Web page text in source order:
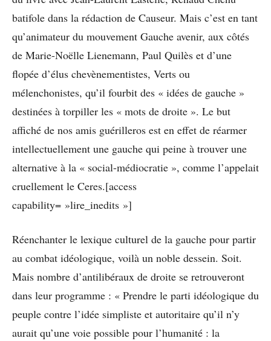
batifole dans la rédaction de Causeur. Mais c’est en tant
qu’animateur du mouvement Gauche avenir, aux côtés
de Marie-Noëlle Lienemann, Paul Quilès et d’une
flopée d’élus chevènementistes, Verts ou
mélenchonistes, qu’il fourbit des « idées de gauche »
destinées à torpiller les « mots de droite ». Le but
affiché de nos amis guérilleros est en effet de réarmer
intellectuellement une gauche qui peine à trouver une
alternative à la « social-médiocratie », comme l’appelait
cruellement le Ceres.[access
capability= »lire_inedits »]
Réenchanter le lexique culturel de la gauche pour partir
au combat idéologique, voilà un noble dessein. Soit.
Mais nombre d’antilibéraux de droite se retrouveront
dans leur programme : « Prendre le parti idéologique du
peuple contre l’idée simpliste et autoritaire qu’il n’y
aurait qu’une voie possible pour l’humanité : la